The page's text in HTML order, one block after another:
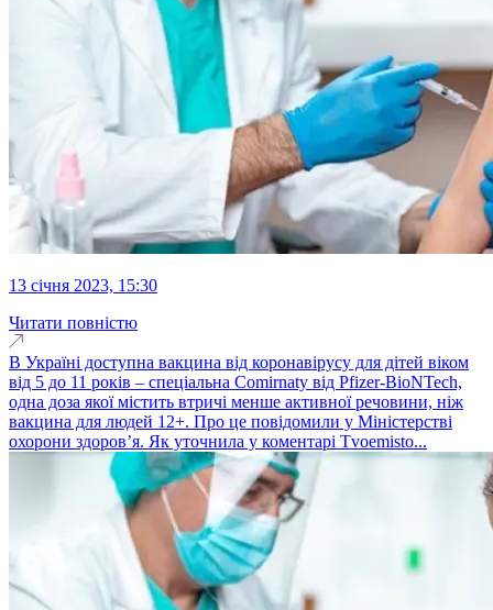
13 січня 2023, 15:30
Читати повністю
В Україні доступна вакцина від коронавірусу для дітей віком
від 5 до 11 років – спеціальна Comirnaty від Pfizer-BioNTech,
одна доза якої містить втричі менше активної речовини, ніж
вакцина для людей 12+. Про це повідомили у Міністерстві
охорони здоров’я. Як уточнила у коментарі Tvoemisto...